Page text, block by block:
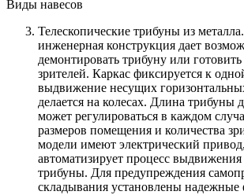
Виды навесов
Телескопические трибуны из
инженерная конструкция дает
демонтировать трибуну или
зрителей. Каркас фиксируется к
выдвижение несущих
делается на колесах. Длина трибуны
может регулироваться в каждом
размеров помещения и количества
модели имеют электрический
автоматизирует процесс выдвижения
трибуны. Для предупреждения
складывания установлены надежные